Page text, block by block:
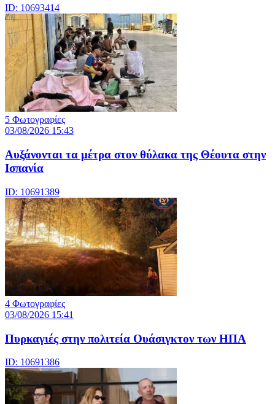
ID: 10693414
5 Φωτογραφίες
03/08/2026 15:43
Αυξάνονται τα μέτρα στον θύλακα της Θέουτα στην
Ισπανία
ID: 10691389
4 Φωτογραφίες
03/08/2026 15:41
Πυρκαγιές στην πολιτεία Ουάσιγκτον των ΗΠΑ
ID: 10691386